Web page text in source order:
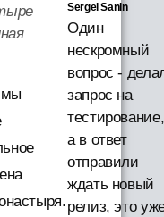
мы
Sergei Sanin
Один
нескромный
вопрос -
запрос на
тестирование,
а в ответ
отправили
ждать новый
релиз, это